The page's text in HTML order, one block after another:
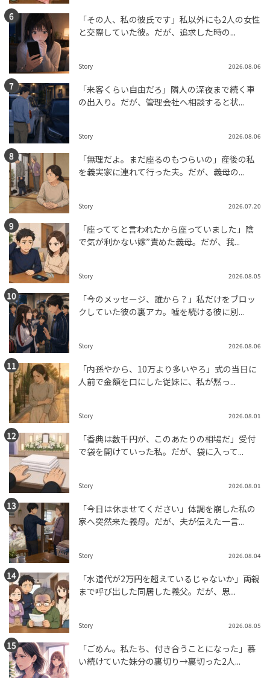
「その人、私の彼氏です」私以外にも2人の女性
と交際していた彼。だが、追求した時の...
Story 2026.08.06
「来客くらい自由だろ」隣人の深夜まで続く車
の出入り。だが、管理会社へ相談すると状...
Story 2026.08.06
「無理だよ。まだ座るのもつらいの」産後の私
を義実家に連れて行った夫。だが、義母の...
Story 2026.07.20
「座っててと言われたから座っていました」陰
で気が利かない嫁”責めた義母。だが、我...
Story 2026.08.05
「今のメッセージ、誰から？」私だけをブロッ
クしていた彼の裏アカ。嘘を続ける彼に別...
Story 2026.08.06
「内孫やから、10万より多いやろ」式の当日に
人前で金額を口にした従妹に、私が黙っ...
Story 2026.08.01
「香典は数千円が、このあたりの相場だ」受付
で袋を開けていった私。だが、袋に入って...
Story 2026.08.01
「今日は休ませてください」体調を崩した私の
家へ突然来た義母。だが、夫が伝えた一言...
Story 2026.08.04
「水道代が2万円を超えているじゃないか」両親
まで呼び出した同居した義父。だが、思...
Story 2026.08.05
「ごめん。私たち、付き合うことになった」慕
い続けていた妹分の裏切り→裏切った2人...